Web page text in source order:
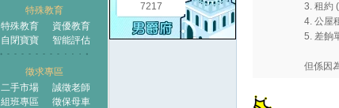
特殊教育
特殊教育
資優教育
自閉寶寶
智能評估
徵求專區
二手市場
誠徵老師
組班專區
徵保母車
7217
3. 租約
4. 公屋
5. 差餉
但係因